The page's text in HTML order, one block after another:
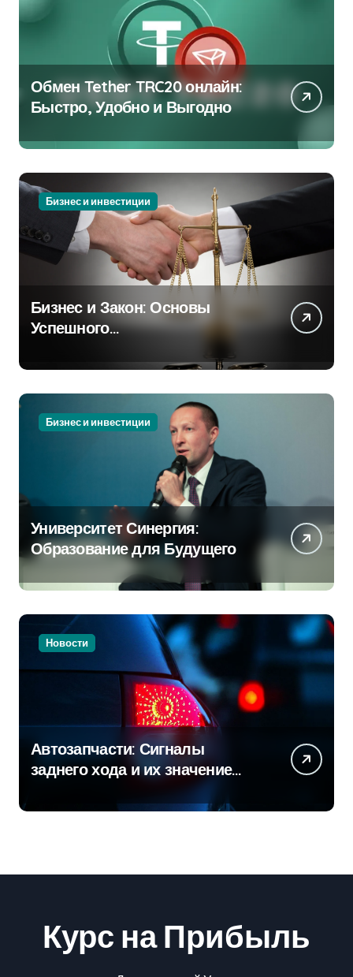
Обмен Tether TRC20 онлайн:
Быстро, Удобно и Выгодно
Бизнес и инвестиции
Бизнес и Закон: Основы
Успешного
Бизнес и инвестиции
Университет Синергия:
Образование для Будущего
Новости
Автозапчасти: Сигналы
заднего хода и их значение
для безопасности на дороге
Курс на Прибыль